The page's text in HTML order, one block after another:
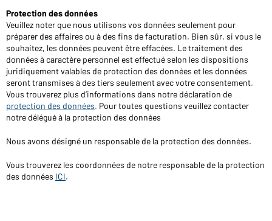
Protection des données
Veuillez noter que nous utilisons vos données seulement pour
préparer des affaires ou à des fins de facturation. Bien sûr, si vous le
souhaitez, les données peuvent être effacées. Le traitement des
données à caractère personnel est effectué selon les dispositions
juridiquement valables de protection des données et les données
seront transmises à des tiers seulement avec votre consentement.
Vous trouverez plus d’informations dans notre déclaration de
protection des données. Pour toutes questions veuillez contacter
notre délégué à la protection des données
Nous avons désigné un responsable de la protection des données.
Vous trouverez les coordonnées de notre responsable de la protection
des données ICI.